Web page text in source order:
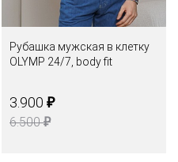
Рубашка мужская в клетку
OLYMP 24/7, body fit
3.900 ₽
6.500₽